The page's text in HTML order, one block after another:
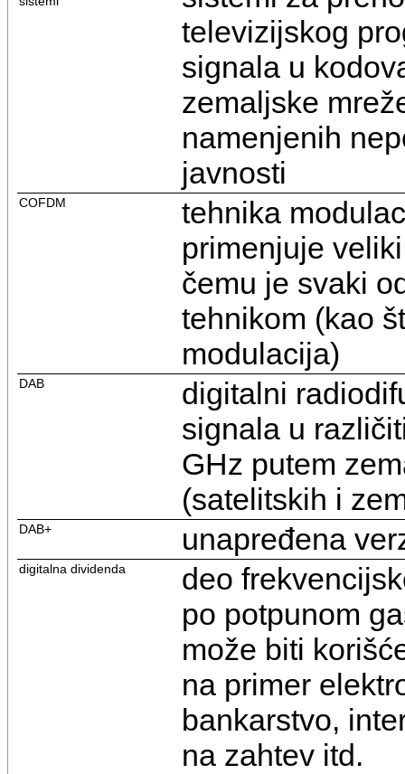
televizijskog
signala u
zemaljske
namenjenih
javnosti
COFDM
tehnika
primenjuje
čemu je svaki
tehnikom (kao
modulacija)
DAB
digitalni
signala u
GHz putem
(satelitskih i
DAB+ unapređena
digitalna dividenda
deo
po potpunom
može biti
na primer
bankarstvo,
na zahtev itd.